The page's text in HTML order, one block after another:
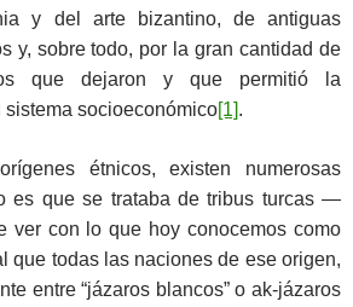
y del arte bizantino, de antiguas
y, sobre todo, por la gran cantidad de
que dejaron y que permitió la
sistema socioeconómico[1].
étnicos, existen numerosas
es que se trataba de tribus turcas —
ver con lo que hoy conocemos como
que todas las naciones de ese origen,
entre “jázaros blancos” o ak-jázaros